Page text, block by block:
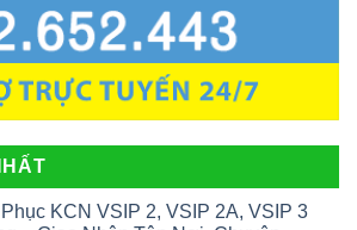
KCN VSIP 2, VSIP 2A, VSIP 3